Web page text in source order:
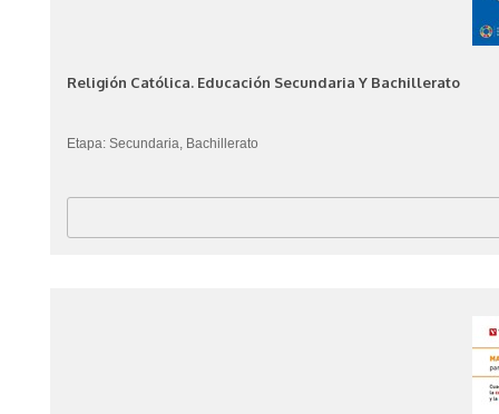
Religión Católica. Educación Secundaria Y Bachillerato
Etapa: Secundaria, Bachillerato